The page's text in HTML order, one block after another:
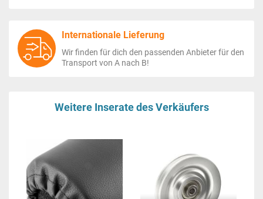
Internationale Lieferung
Wir finden für dich den passenden Anbieter für den
Transport von A nach B!
Weitere Inserate des Verkäufers